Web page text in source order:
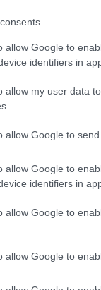
allow Google to
identifiers in
allow my user data
allow Google to
allow Google to
identifiers in
allow Google to
allow Google to
σχέδιά σας;
ψηφιακού
δράσης
να
τους
αναπτύξει.
του AI,
Παρόχων,
έργα